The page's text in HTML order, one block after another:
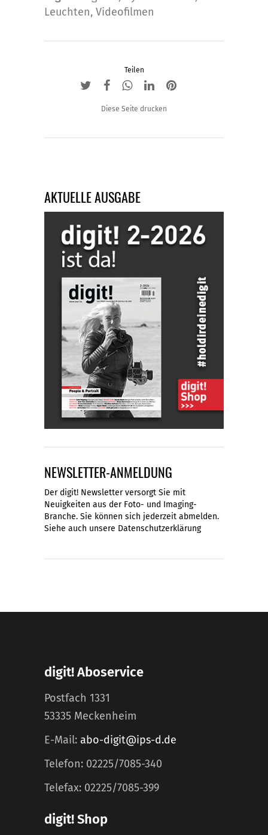
auf
Produktseite
Leuchten, Videofilmen
Teilen
Diese Seite drucken
AKTUELLE AUSGABE
NEWSLETTER-ANMELDUNG
Der digit! Newsletter versorgt Sie mit
Neuigkeiten aus der Foto- und Imaging-
Branche. Sie können sich jederzeit abmelden.
Siehe auch unsere Datenschutzerklärung
digit! Aboservice
Postfach 1331
53335 Meckenheim
E-Mail: abo-digit@ips-d.de
Telefon: 02225/7085-340
Telefax: 02225/7085-399
digit! Shop